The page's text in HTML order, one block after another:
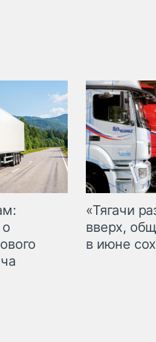
«Тягачи
вверх,
в июне